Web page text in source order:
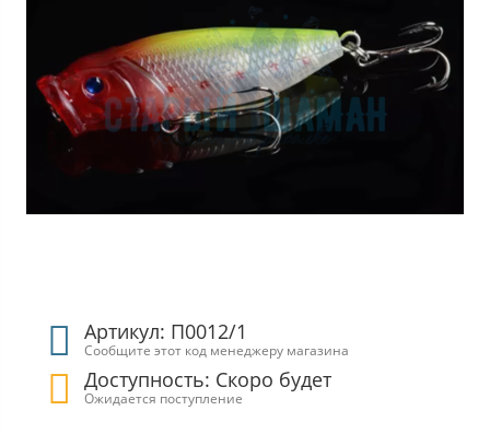
Артикул: П0012/1
Сообщите этот код менеджеру магазина
Доступность: Скоро будет
Ожидается поступление